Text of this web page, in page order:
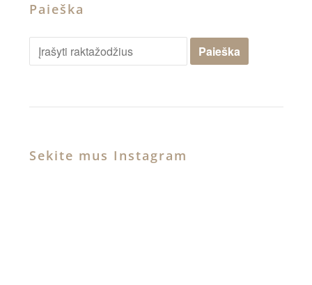
Paieška
Sekite mus Instagram